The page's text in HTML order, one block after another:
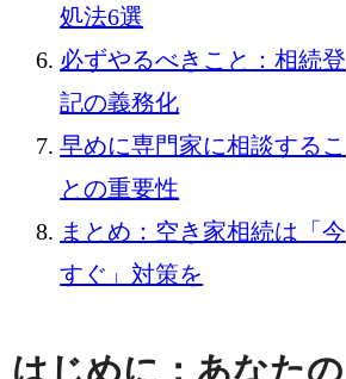
処法6選
必ずやるべきこと：相続登
記の義務化
早めに専門家に相談するこ
との重要性
まとめ：空き家相続は「今
すぐ」対策を
はじめに：あなたの